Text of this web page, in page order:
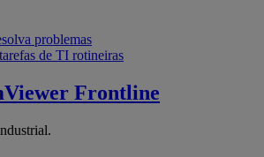
problemas
de TI rotineiras
Frontline